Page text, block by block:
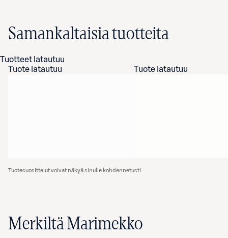
Samankaltaisia tuotteita
Tuotteet latautuu
Tuote latautuu
Tuote latautuu
Tuotesuosittelut voivat näkyä sinulle kohdennetusti
Merkiltä Marimekko